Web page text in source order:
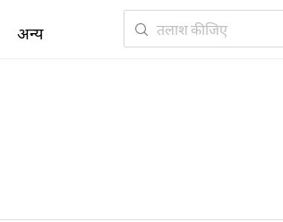
अन्य